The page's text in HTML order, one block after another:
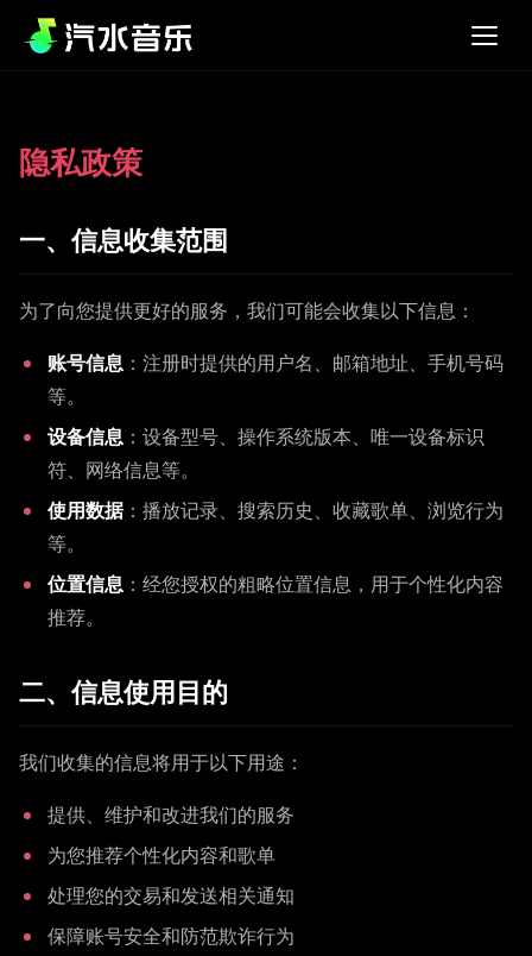
隐私政策
一、信息收集范围
为了向您提供更好的服务，我们可能会收集以下信息：
账号信息 ：注册时提供的用户名、邮箱地址、手机号码
等。
设备信息 ：设备型号、操作系统版本、唯一设备标识
符、网络信息等。
使用数据：播放记录、搜索历史、收藏歌单、浏览行为
等。
位置信息 ：经您授权的粗略位置信息，用于个性化内容
推荐。
二、信息使用目的
我们收集的信息将用于以下用途：
提供、维护和改进我们的服务
为您推荐个性化内容和歌单
处理您的交易和发送相关通知
保障账号安全和防范欺诈行为